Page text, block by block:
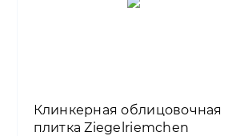
Клинкерная облицовочная
плитка Ziegelriemchen